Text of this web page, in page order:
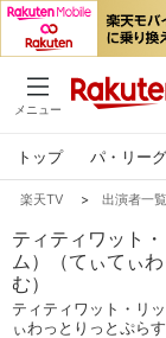
メニュー
トップ パ・リーグ
楽天TV > 出演者一覧
ティティワット
ム）（てぃてぃ
む）
ティティワット・リ
ぃわっとりっとぷら